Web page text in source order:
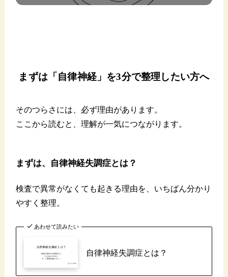
まずは「自律神経」を3分で整理したい方へ
そのつらさには、必ず理由があります。
ここから読むと、理解が一気につながります。
まずは、自律神経失調症とは？
検査で異常がなくても起きる理由を、いちばん分かり
やすく整理。
あわせて読みたい
自律神経失調症とは？